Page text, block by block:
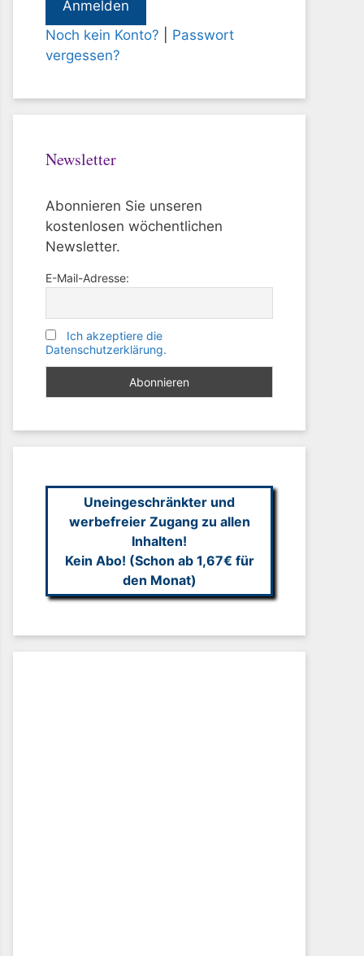
Noch kein Konto?
Passwort
vergessen?
Newsletter
Abonnieren Sie unseren
kostenlosen wöchentlichen
Newsletter.
E-Mail-Adresse:
Ich akzeptiere die
Datenschutzerklärung.
Uneingeschränkter und
werbefreier Zugang zu allen
Inhalten!
Kein Abo! (Schon ab 1,67€ für
den Monat)